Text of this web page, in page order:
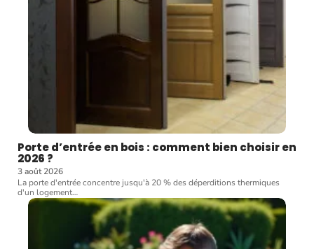
Porte d’entrée en bois : comment bien choisir en
2026 ?
3 août 2026
La porte d'entrée concentre jusqu'à 20 % des déperditions thermiques
d'un logement…